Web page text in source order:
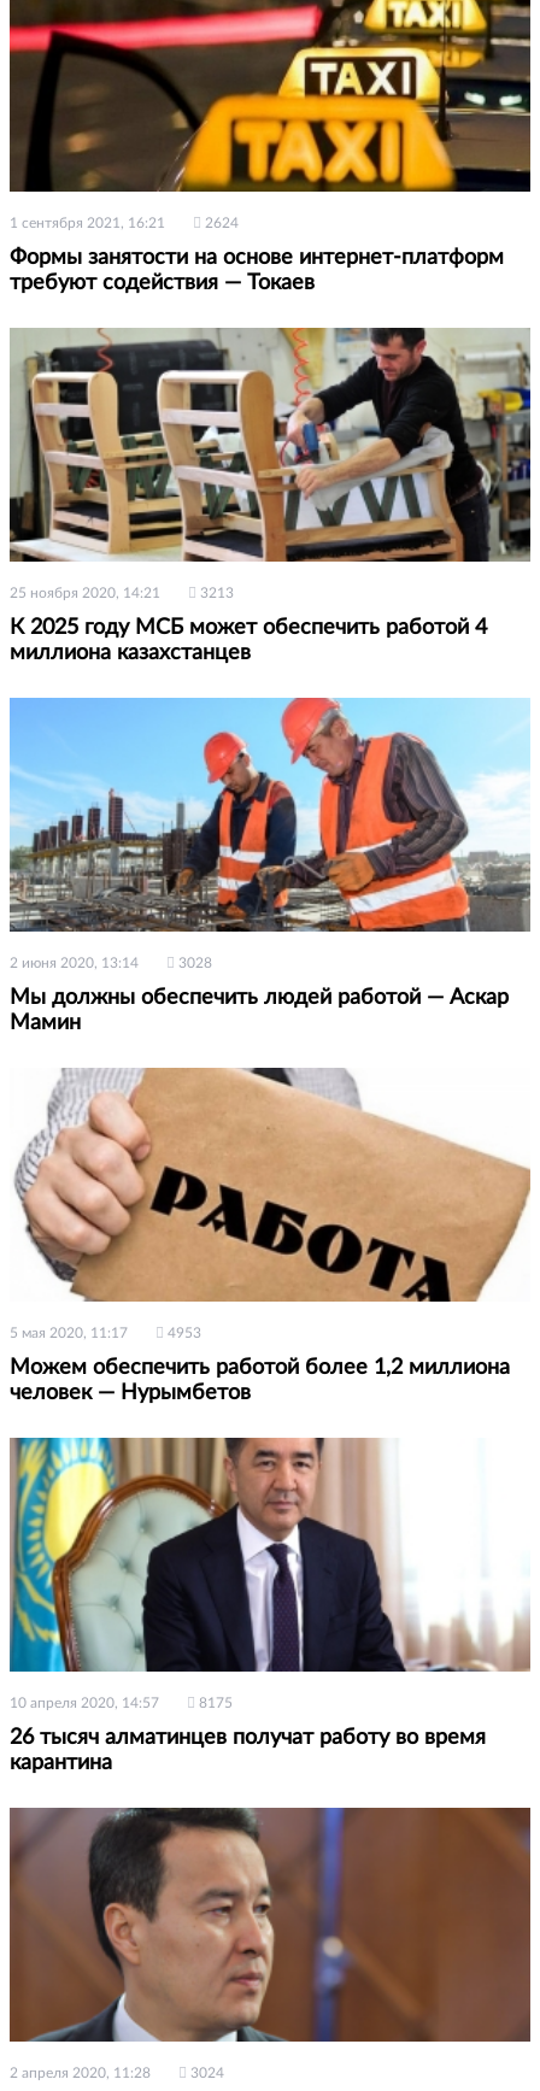
1 сентября 2021, 16:21 2624
Формы занятости на основе интернет-платформ
требуют содействия — Токаев
25 ноября 2020, 14:21 3213
К 2025 году МСБ может обеспечить работой 4
миллиона казахстанцев
2 июня 2020, 13:14 3028
Мы должны обеспечить людей работой — Аскар
Мамин
5 мая 2020, 11:17 4953
Можем обеспечить работой более 1,2 миллиона
человек — Нурымбетов
10 апреля 2020, 14:57 8175
26 тысяч алматинцев получат работу во время
карантина
2 апреля 2020, 11:28 3024